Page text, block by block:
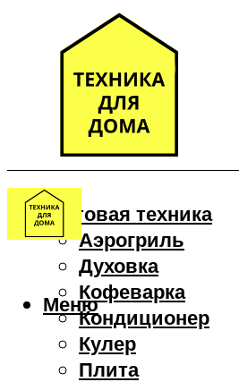
Бытовая техника
Аэрогриль
Духовка
Кофеварка
Кондиционер
Кулер
Плита
Меню